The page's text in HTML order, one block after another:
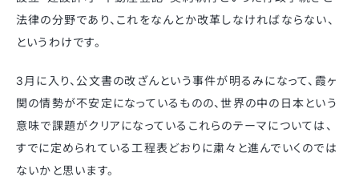
法律の分野であり、これをなんとか改革しなければならない、
というわけです。
3月に入り、公文書の改ざんという事件が明るみになって、霞ヶ
関の情勢が不安定になっているものの、世界の中の日本という
意味で課題がクリアになっているこれらのテーマについては、
すでに定められている工程表どおりに粛々と進んでいくのでは
ないかと思います。